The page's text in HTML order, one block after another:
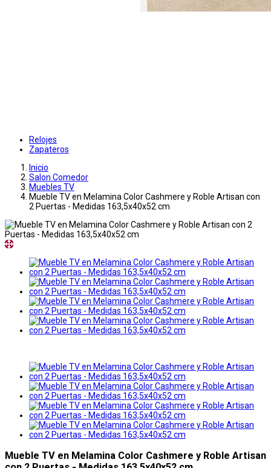
Relojes
Zapateros
Inicio
Salon Comedor
Muebles TV
Mueble TV en Melamina Color Cashmere y Roble Artisan con
2 Puertas - Medidas 163,5x40x52 cm
Mueble TV en Melamina Color Cashmere y Roble Artisan